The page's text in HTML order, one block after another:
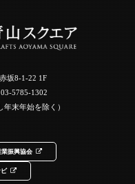
坂8-1-22 1F
5785-1302
末年始を除く）
業振興協会